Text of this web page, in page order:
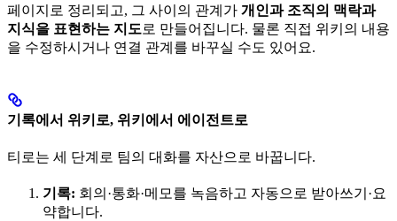
페이지로 정리되고, 그 사이의 관계가 개인과 조직의 맥락과
지식을 표현하는 지도로 만들어집니다. 물론 직접 위키의 내용
을 수정하시거나 연결 관계를 바꾸실 수도 있어요.
기록에서 위키로, 위키에서 에이전트로
티로는 세 단계로 팀의 대화를 자산으로 바꿉니다.
기록: 회의·통화·메모를 녹음하고 자동으로 받아쓰기·요
약합니다.